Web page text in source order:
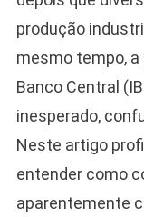
produção
mesmo tempo, a
Banco Central
inesperado,
Neste artigo
entender como
aparentemente